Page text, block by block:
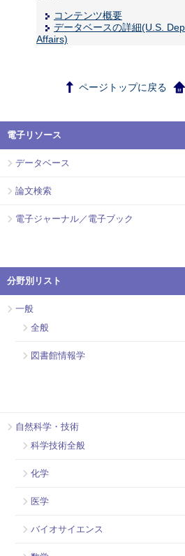
コンテンツ概要
データベースの詳細(U.S.
Affairs)
ページトップに戻る
電子リソース
データベース
論文検索
電子ジャーナル／電子ブック
分野別リスト
一般
全般
図書館情報学
自然科学・技術
科学技術全般
化学
医学
バイオサイエンス